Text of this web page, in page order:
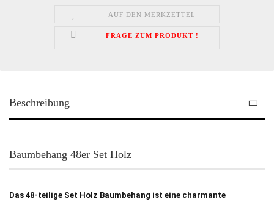
AUF DEN MERKZETTEL
FRAGE ZUM PRODUKT !
Beschreibung
Baumbehang 48er Set Holz
Das 48-teilige Set Holz Baumbehang ist eine charmante